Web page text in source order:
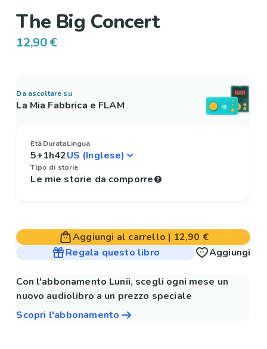
The Big Concert
12,90 €
Da ascoltare su
La Mia Fabbrica e FLAM
Età
5+
Durata
1h42
Lingua
Tipo di storie
Le mie storie da comporre
Aggiungi al carrello | 12,90 €
Regala questo libro
Aggiungi
Con l'abbonamento Lunii, scegli ogni mese un
nuovo audiolibro a un prezzo speciale
Scopri l'abbonamento